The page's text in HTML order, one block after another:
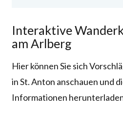
Interaktive
am Arlberg
Hier können Sie sich
in St. Anton anschauen und
Informationen